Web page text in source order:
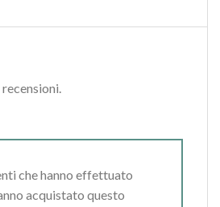
che hanno effettuato
acquistato questo